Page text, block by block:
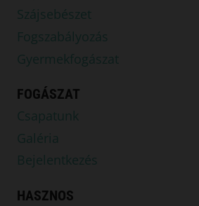
Szájsebészet
Fogszabályozás
Gyermekfogászat
FOGÁSZAT
Csapatunk
Galéria
Bejelentkezés
HASZNOS